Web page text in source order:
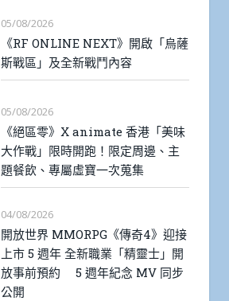
05/08/2026
《RF ONLINE NEXT》開啟「烏薩
斯戰區」及全新戰鬥內容
05/08/2026
《絕區零》X animate 香港「美味
大作戰」限時開跑！限定周邊、主
題餐飲、專屬虛寶一次蒐集
04/08/2026
開放世界 MMORPG《傳奇4》迎接
上市 5 週年 全新職業「精靈士」開
放事前預約 5 週年紀念 MV 同步
公開